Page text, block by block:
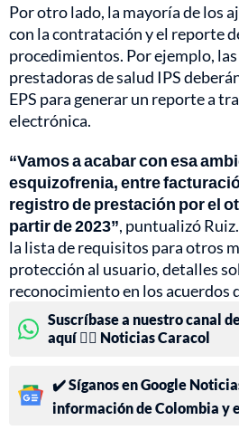
Por otro lado, la mayoría de los
con la contratación y el reporte
procedimientos. Por ejemplo,
prestadoras de salud IPS
EPS para generar un reporte a
electrónica.
“Vamos a acabar con esa
esquizofrenia, entre
registro de prestación por el
partir de 2023”, puntualizó
la lista de requisitos para otros
protección al usuario, detalles
reconocimiento en los acuerdos
Suscríbase a nuestro canal
aquí 👉🏻 Noticias Caracol
✔️ Síganos en Google
información de Colombia y